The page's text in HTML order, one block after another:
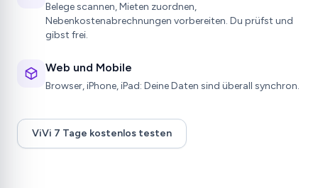
Belege scannen, Mieten zuordnen,
Nebenkostenabrechnungen vorbereiten. Du prüfst und
gibst frei.
Web und Mobile
Browser, iPhone, iPad: Deine Daten sind überall synchron.
ViVi 7 Tage kostenlos testen